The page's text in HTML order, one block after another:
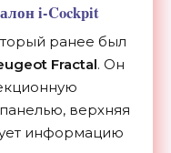
i-Cockpit
ранее был
Fractal. Он
верхняя
информацию